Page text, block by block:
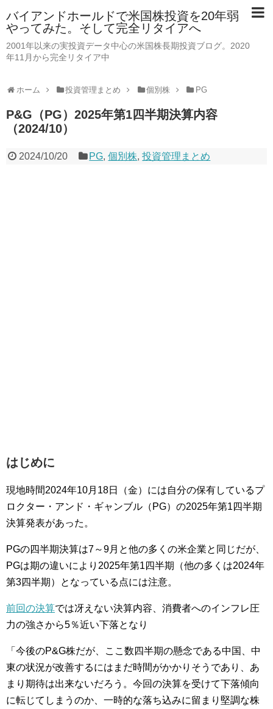
バイアンドホールドで米国株投資を20年弱
やってみた。そして完全リタイアへ
2001年以来の実投資データ中心の米国株長期投資ブログ。2020
年11月から完全リタイア中
ホーム 投資管理まとめ 個別株 PG
P&G（PG）2025年第1四半期決算内容
（2024/10）
2024/10/20 PG,個別株,投資管理まとめ
はじめに
現地時間2024年10月18日（金）には自分の保有しているプ
ロクター・アンド・ギャンブル（PG）の2025年第1四半期
決算発表があった。
PGの四半期決算は7～9月と他の多くの米企業と同じだが、
PGは期の違いにより2025年第1四半期（他の多くは2024年
第3四半期）となっている点には注意。
前回の決算では冴えない決算内容、消費者へのインフレ圧
力の強さから5％近い下落となり
「今後のP&G株だが、ここ数四半期の懸念である中国、中
東の状況が改善するにはまだ時間がかかりそうであり、あ
まり期待は出来ないだろう。今回の決算を受けて下落傾向
に転じてしまうのか、一時的な落ち込みに留まり堅調な株